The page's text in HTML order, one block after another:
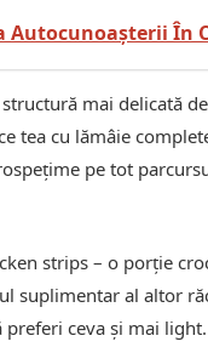
În
mai delicată
tea cu lămâie
pe tot
strips – o porție
suplimentar al altor
preferi ceva și mai light.